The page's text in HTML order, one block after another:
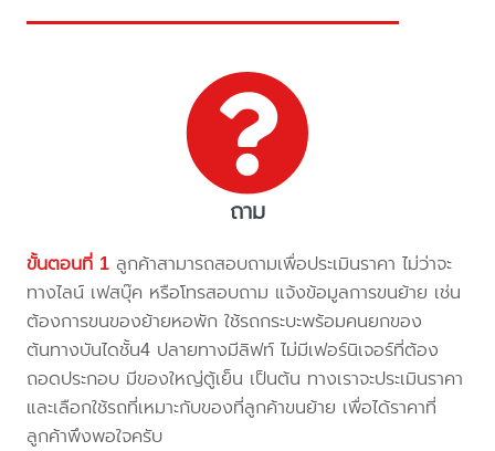
ถาม
ขั้นตอนที่ 1 ลูกค้าสามารถสอบถามเพื่อประเมินราคา ไม่ว่าจะ
ทางไลน์ เฟสบุ๊ค หรือโทรสอบถาม แจ้งข้อมูลการขนย้าย เช่น
ต้องการขนของย้ายหอพัก ใช้รถกระบะพร้อมคนยกของ
ต้นทางบันไดชั้น4 ปลายทางมีลิฟท์ ไม่มีเฟอร์นิเจอร์ที่ต้อง
ถอดประกอบ มีของใหญ่ตู้เย็น เป็นต้น ทางเราจะประเมินราคา
และเลือกใช้รถที่เหมาะกับของที่ลูกค้าขนย้าย เพื่อได้ราคาที่
ลูกค้าพึงพอใจครับ